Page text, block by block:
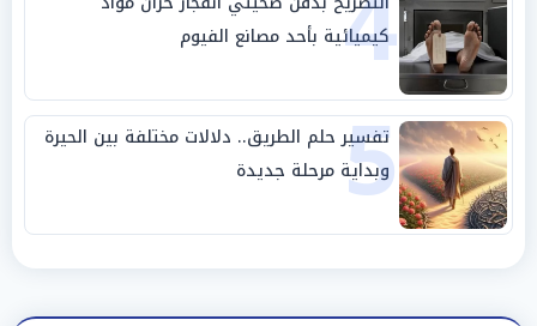
كيميائية بأحد مصانع الفيوم
5
تفسير حلم الطريق.. دلالات مختلفة بين الحيرة
وبداية مرحلة جديدة